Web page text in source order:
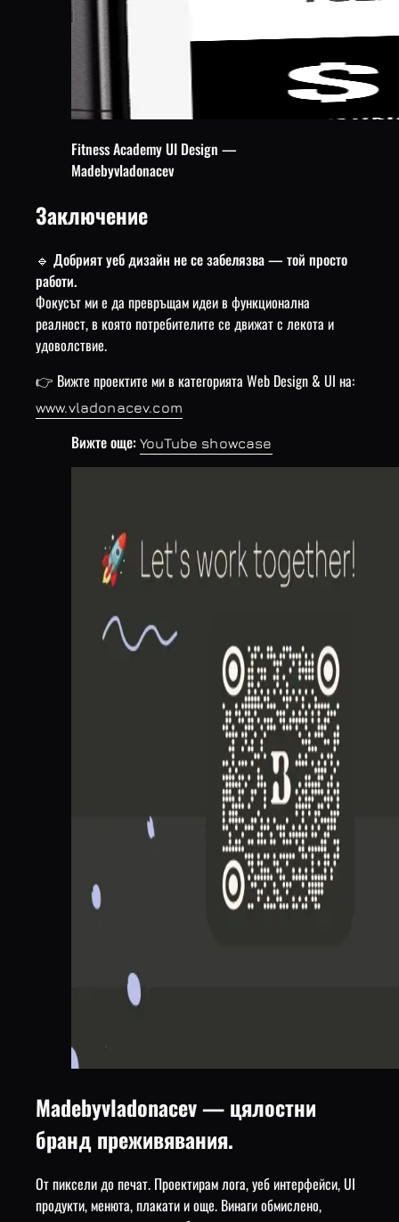
Fitness Academy UI Design —
Madebyvladonacev
Заключение
🔹 Добрият уеб дизайн не се забелязва — той просто
работи.
Фокусът ми е да превръщам идеи в функционална
реалност, в която потребителите се движат с лекота и
удоволствие.
👉 Вижте проектите ми в категорията Web Design & UI на:
www.vladonacev.com
Вижте още: YouTube showcase
Madebyvladonacev — цялостни
бранд преживявания.
От пиксели до печат. Проектирам лога, уеб интерфейси, UI
продукти, менюта, плакати и още. Винаги обмислено,